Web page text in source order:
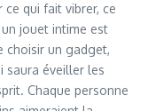
ce qui fait vibrer, ce
un jouet intime est
choisir un gadget,
saura éveiller les
Chaque personne